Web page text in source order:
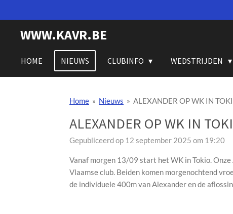
direct
hoofdinhoud
WWW.KAVR.BE
HOME NIEUWS CLUBINFO WEDSTRIJDEN
Home » Nieuws » ALEXANDER OP WK IN
ALEXANDER OP WK IN
Gepubliceerd op 12 september 2025 om 19:20
Vanaf morgen 13/09 start het WK in Tokio. Onze
Vlaamse club. Beiden komen morgenochtend
de individuele 400m van Alexander en de